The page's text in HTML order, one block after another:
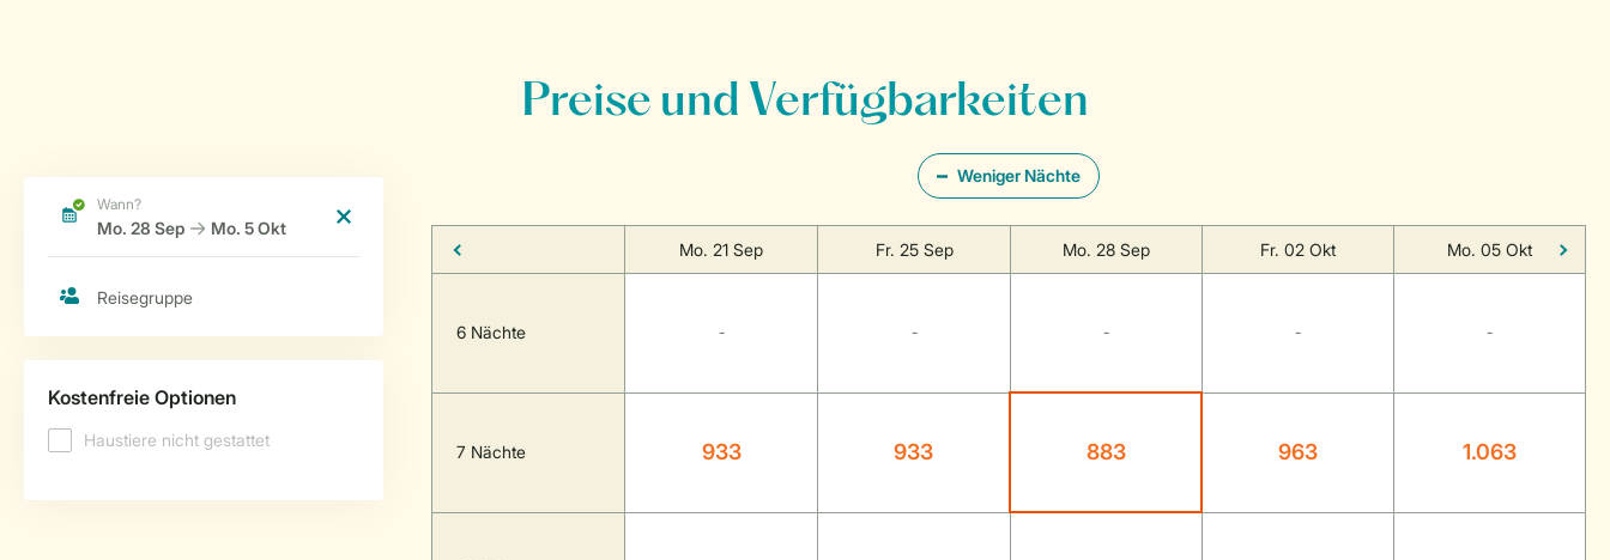
Preise und Verfügbarkeiten
Weniger Nächte
Mo. 21 Sep Fr. 25 Sep Mo. 28 Sep Fr. 02 Okt Mo. 05 Okt
6 Nächte - - - - -
7 Nächte 933 933 883 963 1.063